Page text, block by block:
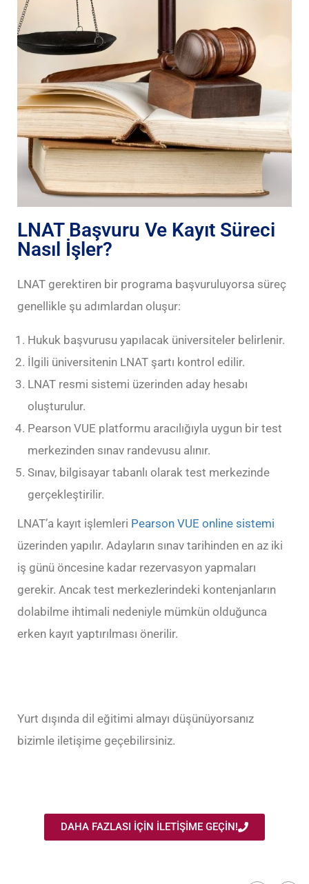
LNAT Başvuru Ve Kayıt Süreci
Nasıl İşler?
LNAT gerektiren bir programa başvuruluyorsa süreç
genellikle şu adımlardan oluşur:
Hukuk başvurusu yapılacak üniversiteler belirlenir.
İlgili üniversitenin LNAT şartı kontrol edilir.
LNAT resmi sistemi üzerinden aday hesabı
oluşturulur.
Pearson VUE platformu aracılığıyla uygun bir test
merkezinden sınav randevusu alınır.
Sınav, bilgisayar tabanlı olarak test merkezinde
gerçekleştirilir.
LNAT’a kayıt işlemleri Pearson VUE online sistemi
üzerinden yapılır. Adayların sınav tarihinden en az iki
iş günü öncesine kadar rezervasyon yapmaları
gerekir. Ancak test merkezlerindeki kontenjanların
dolabilme ihtimali nedeniyle mümkün olduğunca
erken kayıt yaptırılması önerilir.
Yurt dışında dil eğitimi almayı düşünüyorsanız
bizimle iletişime geçebilirsiniz.
DAHA FAZLASI İÇİN İLETİŞİME GEÇİN!